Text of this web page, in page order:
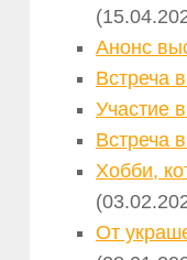
Анонс
Встреча
Участие
Встреча
Хобби,
От